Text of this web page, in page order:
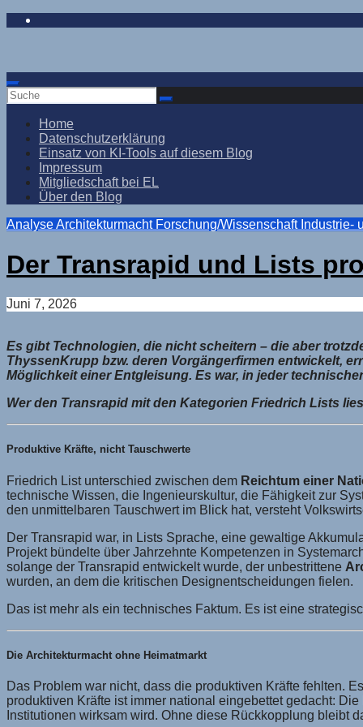
Zum
Home
Datenschutzerklärung
Einsatz von KI-Tools auf diesem Blog
Impressum
Mitgliedschaft bei EL
Über den Blog
AnalyseArchitekturmacht Forschung/Wissenschaft Industrie-
Der Transrapid und Lists
Juni 7, 2026
Es gibt Technologien, die nicht scheitern – die aber
ThyssenKrupp bzw. deren Vorgängerfirmen entwickelt,
Möglichkeit einer Entgleisung. Es war, in jeder
Wer den Transrapid mit den Kategorien Friedrich Lists
Produktive Kräfte, nicht Tauschwerte
Friedrich List unterschied zwischen dem Reichtum einer
technische Wissen, die Ingenieurskultur, die Fähigkeit zur
den unmittelbaren Tauschwert im Blick hat, versteht
Der Transrapid war, in Lists Sprache, eine gewaltige
Projekt bündelte über Jahrzehnte Kompetenzen in
solange der Transrapid entwickelt wurde, der unbestrittene
wurden, an dem die kritischen Designentscheidungen fielen.
Das ist mehr als ein technisches Faktum. Es ist eine
Die Architekturmacht ohne Heimatmarkt
Das Problem war nicht, dass die produktiven Kräfte fehlten.
produktiven Kräfte ist immer national eingebettet gedacht:
Institutionen wirksam wird. Ohne diese Rückkopplung bleibt